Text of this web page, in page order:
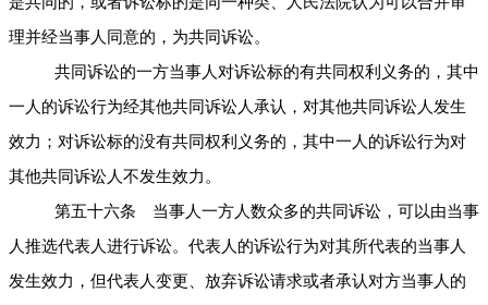
理并经当事人同意的，为共同诉讼。
共同诉讼的一方当事人对诉讼标的有共同权利义务的，其中
一人的诉讼行为经其他共同诉讼人承认，对其他共同诉讼人发生
效力；对诉讼标的没有共同权利义务的，其中一人的诉讼行为对
其他共同诉讼人不发生效力。
第五十六条 当事人一方人数众多的共同诉讼，可以由当事
人推选代表人进行诉讼。代表人的诉讼行为对其所代表的当事人
发生效力，但代表人变更、放弃诉讼请求或者承认对方当事人的